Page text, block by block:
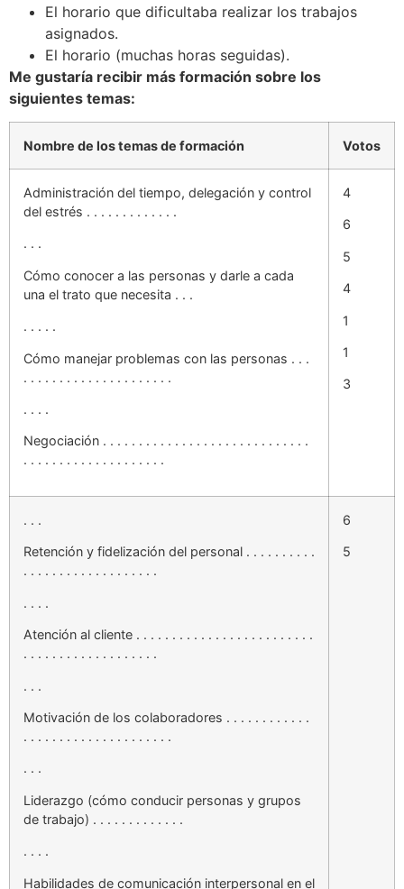
El horario que dificultaba realizar los trabajos
asignados.
El horario (muchas horas seguidas).
Me gustaría recibir más formación sobre los
siguientes temas:
Nombre de los temas de formación Votos
Administración del tiempo, delegación y control
del estrés . . . . . . . . . . . . .
. . .
Cómo conocer a las personas y darle a cada
una el trato que necesita . . .
. . . . .
Cómo manejar problemas con las personas . . .
. . . . . . . . . . . . . . . . . . . . .
. . . .
Negociación . . . . . . . . . . . . . . . . . . . . . . . . . . . . .
. . . . . . . . . . . . . . . . . . . .
4
6
5
4
1
1
3
. . .
Retención y fidelización del personal . . . . . . . . . .
. . . . . . . . . . . . . . . . . . .
. . . .
Atención al cliente . . . . . . . . . . . . . . . . . . . . . . . . .
. . . . . . . . . . . . . . . . . . .
. . .
Motivación de los colaboradores . . . . . . . . . . . .
. . . . . . . . . . . . . . . . . . . . .
. . .
Liderazgo (cómo conducir personas y grupos
de trabajo) . . . . . . . . . . . . .
. . . .
Habilidades de comunicación interpersonal en el
6
5